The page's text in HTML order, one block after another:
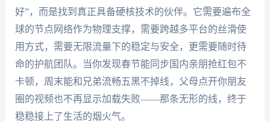
好”，而是找到真正具备硬核技术的伙伴。它需要遍布全
球的节点网络作为物理支撑，需要跨越多平台的丝滑使
用方式，需要无限流量下的稳定与安全，更需要随时待
命的护航团队。当你发现春节能同步国内亲朋抢红包不
卡顿，周末能和兄弟流畅五黑不掉线，父母点开你朋友
圈的视频也不再显示加载失败——那条无形的线，终于
稳稳接上了生活的烟火气。